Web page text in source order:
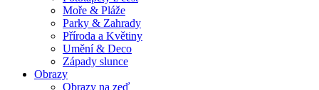
Moře & Pláže
Parky & Zahrady
Příroda a Květiny
Umění & Deco
Západy slunce
Obrazy
Obrazy na zeď